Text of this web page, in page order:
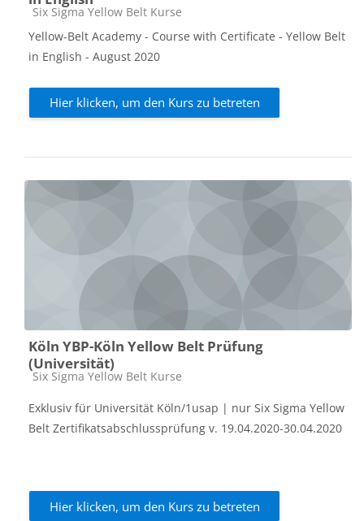
Kursbereich
Six Sigma Yellow Belt Kurse
Yellow-Belt Academy - Course with Certificate - Yellow Belt
in English - August 2020
Hier klicken, um den Kurs zu betreten
Köln YBP-Köln Yellow Belt Prüfung
(Universität)
Kursbereich
Six Sigma Yellow Belt Kurse
Exklusiv für Universität Köln/1usap | nur Six Sigma Yellow
Belt Zertifikatsabschlussprüfung v. 19.04.2020-30.04.2020
Hier klicken, um den Kurs zu betreten